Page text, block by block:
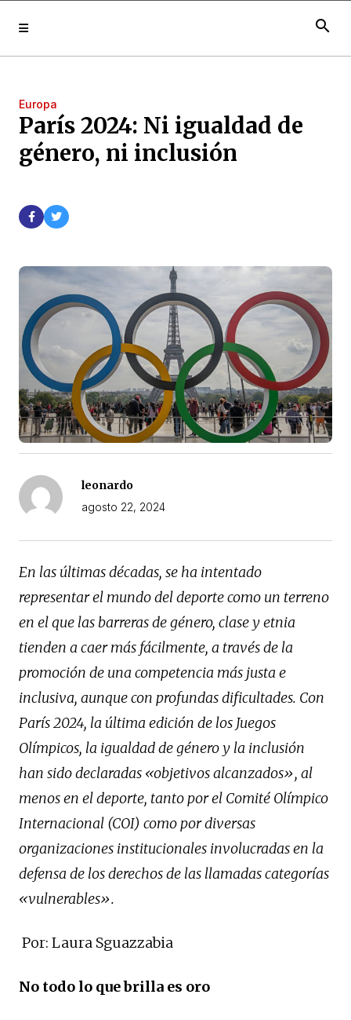
search
Europa
París 2024: Ni igualdad de
género, ni inclusión
leonardo
agosto 22, 2024
En las últimas décadas, se ha intentado
representar el mundo del deporte como un terreno
en el que las barreras de género, clase y etnia
tienden a caer más fácilmente, a través de la
promoción de una competencia más justa e
inclusiva, aunque con profundas dificultades. Con
París 2024, la última edición de los Juegos
Olímpicos, la igualdad de género y la inclusión
han sido declaradas «objetivos alcanzados», al
menos en el deporte, tanto por el Comité Olímpico
Internacional (COI) como por diversas
organizaciones institucionales involucradas en la
defensa de los derechos de las llamadas categorías
«vulnerables».
Por: Laura Sguazzabia
No todo lo que brilla es oro